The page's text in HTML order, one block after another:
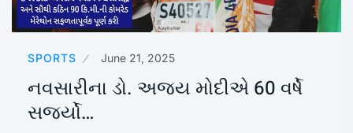
SPORTS June 21, 2025
નવસારીના ડો. અજય મોદીએ 60 વર્ષે
સર્જ્યો…